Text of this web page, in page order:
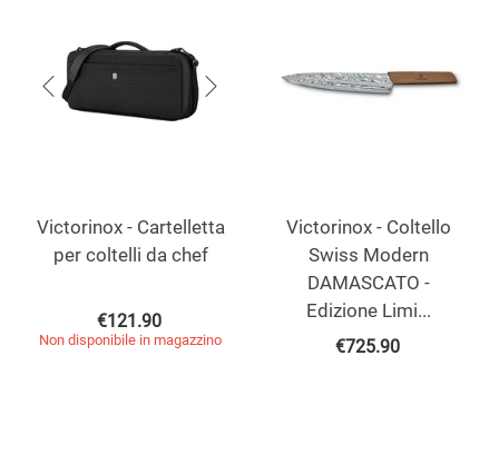
Victorinox - Cartelletta
per coltelli da chef
€121.90
Non disponibile in magazzino
Victorinox - Coltello
Swiss Modern
DAMASCATO -
Edizione Limi...
€725.90